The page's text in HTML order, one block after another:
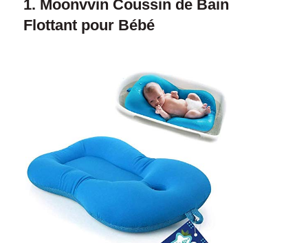
1. Moonvvin Coussin de Bain
Flottant pour Bébé